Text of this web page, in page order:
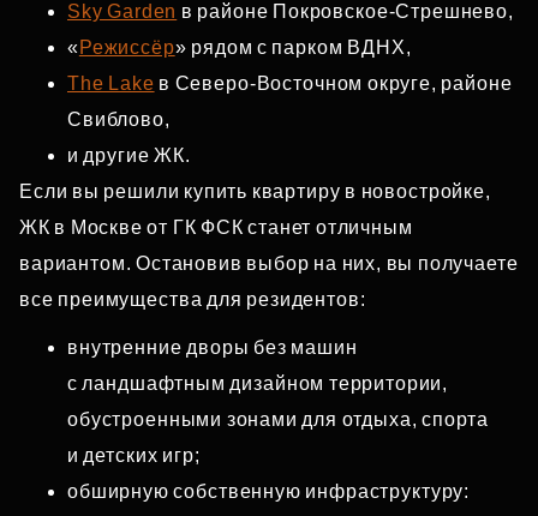
Sky Garden в районе Покровское‑Стрешнево,
«Режиссёр» рядом с парком ВДНХ,
The Lake в Северо‑Восточном округе, районе
Свиблово,
и другие ЖК.
Если вы решили купить квартиру в новостройке,
ЖК в Москве от ГК ФСК станет отличным
вариантом. Остановив выбор на них, вы получаете
все преимущества для резидентов:
внутренние дворы без машин
с ландшафтным дизайном территории,
обустроенными зонами для отдыха, спорта
и детских игр;
обширную собственную инфраструктуру: